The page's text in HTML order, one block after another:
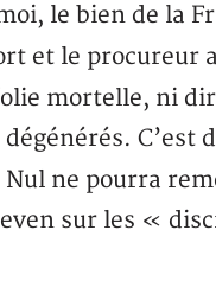
le bien de la
et le procureur
mortelle, ni
Nul ne pourra
sur les «